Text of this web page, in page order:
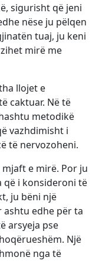
sigurisht që jeni
nëse ju pëlqen
tuaj, ju keni
mirë me
llojet e
caktuar. Në të
metodikë
vazhdimisht i
të nervozoheni.
e mirë. Por ju
që i konsideroni të
ju bëni një
ashtu edhe për ta
arsyeja pse
Një
nga të